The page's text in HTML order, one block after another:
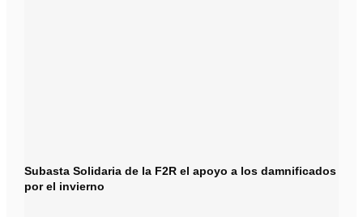
Subasta Solidaria de la F2R el apoyo a los damnificados
por el invierno